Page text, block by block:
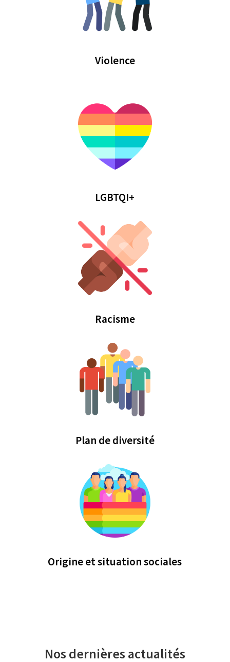
Violence
LGBTQI+
Racisme
Plan de diversité
Origine et situation sociales
Nos dernières actualités